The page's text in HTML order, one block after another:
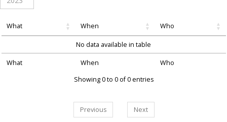
What When Who
No data available in table
What When
Who
Showing 0 to 0 of 0 entries
Previous Next